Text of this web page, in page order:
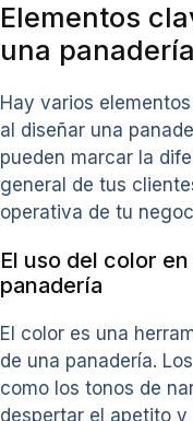
Elementos
una panadería
Hay varios
al diseñar una
pueden marcar la
general de tus
operativa de tu
El uso del color
panadería
El color es una
de una panadería.
como los tonos de
despertar el apetito